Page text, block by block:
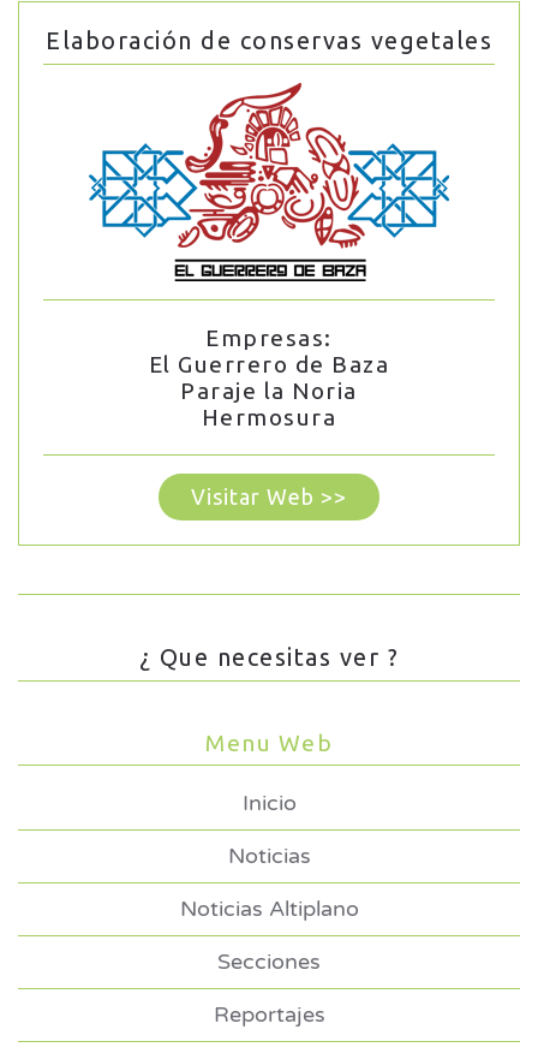
Elaboración de conservas vegetales
Empresas:
El Guerrero de Baza
Paraje la Noria
Hermosura
Visitar Web >>
¿ Que necesitas ver ?
Menu Web
Inicio
Noticias
Noticias Altiplano
Secciones
Reportajes